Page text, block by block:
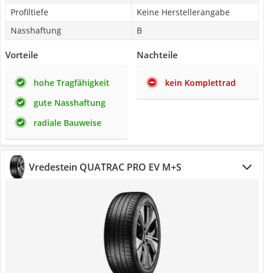
Profiltiefe
Keine Herstellerangabe
Nasshaftung
B
Vorteile
hohe Tragfähigkeit
gute Nasshaftung
radiale Bauweise
Nachteile
kein Komplettrad
Vredestein QUATRAC PRO EV M+S